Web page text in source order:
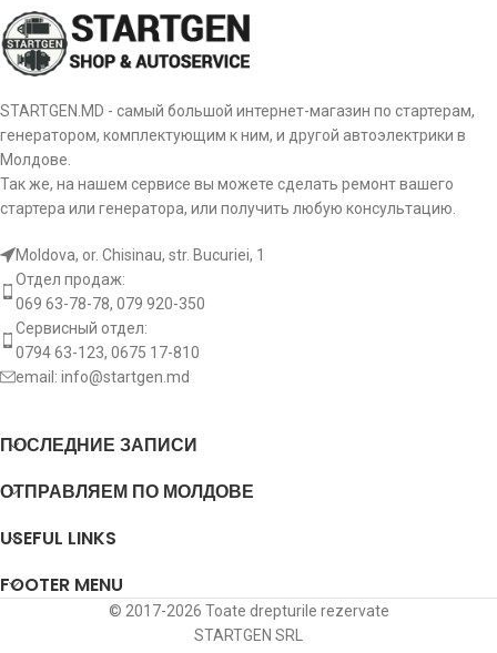
STARTGEN.MD - самый большой интернет-магазин по стартерам,
генератором, комплектующим к ним, и другой автоэлектрики в
Молдове.
Так же, на нашем сервисе вы можете сделать ремонт вашего
стартера или генератора, или получить любую консультацию.
Moldova, or. Chisinau, str. Bucuriei, 1
Отдел продаж:
069 63-78-78, 079 920-350
Сервисный отдел:
0794 63-123, 0675 17-810
email: info@startgen.md
ПОСЛЕДНИЕ ЗАПИСИ
ОТПРАВЛЯЕМ ПО МОЛДОВЕ
USEFUL LINKS
FOOTER MENU
© 2017-2026 Toate drepturile rezervate
STARTGEN SRL